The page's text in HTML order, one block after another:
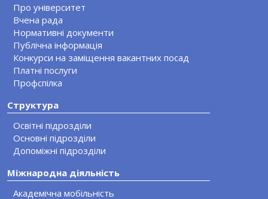
Про університет
Вчена рада
Нормативні документи
Публічна інформація
Конкурси на заміщення вакантних посад
Платні послуги
Профспілка
Структура
Освітні підрозділи
Основні підрозділи
Допоміжні підрозділи
Міжнародна діяльність
Академічна мобільність